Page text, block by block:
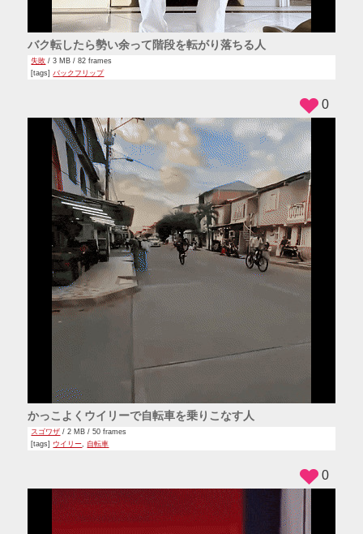
バク転したら勢い余って階段を転がり落ちる人
失敗 / 3 MB / 82 frames
[tags]バックフリップ
かっこよくウイリーで自転車を乗りこなす人
スゴワザ / 2 MB / 50 frames
[tags] ウイリー, 自転車
0
0